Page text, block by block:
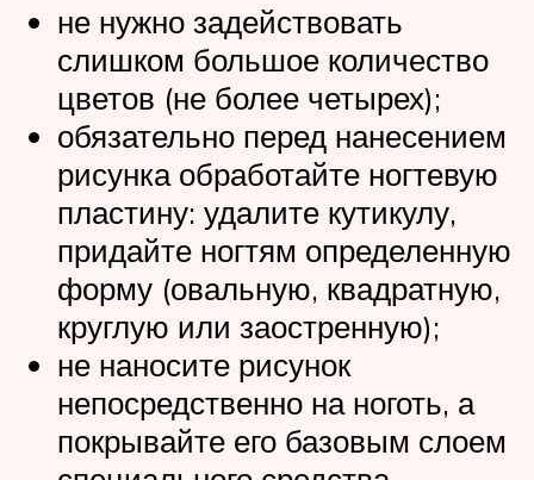
не нужно задействовать
слишком большое количество
цветов (не более четырех);
обязательно перед нанесением
рисунка обработайте ногтевую
пластину: удалите кутикулу,
придайте ногтям определенную
форму (овальную, квадратную,
круглую или заостренную);
не наносите рисунок
непосредственно на ноготь, а
покрывайте его базовым слоем